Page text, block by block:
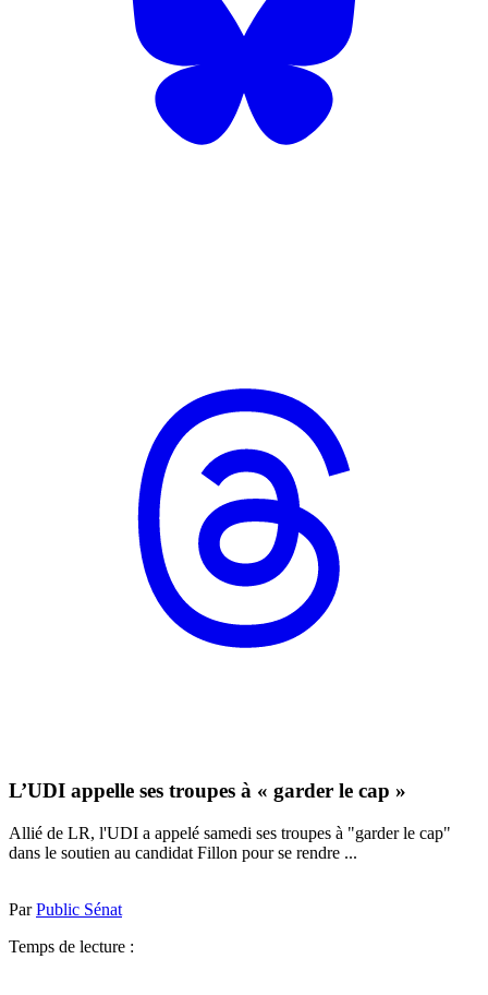
L’UDI appelle ses troupes à « garder le cap »
Allié de LR, l'UDI a appelé samedi ses troupes à "garder le cap"
dans le soutien au candidat Fillon pour se rendre ...
ParPublic Sénat
Temps de lecture :